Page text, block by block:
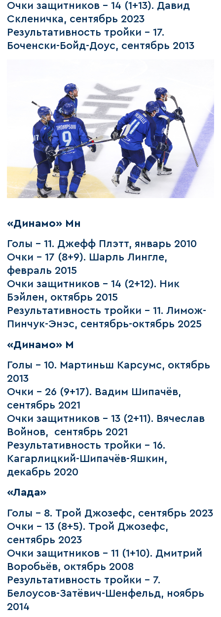
Очки защитников – 14 (1+13). Давид
Скленичка, сентябрь 2023
Результативность тройки – 17.
Боченски-Бойд-Доус, сентябрь 2013
«Динамо» Мн
Голы – 11. Джефф Плэтт, январь 2010
Очки – 17 (8+9). Шарль Лингле,
февраль 2015
Очки защитников – 14 (2+12). Ник
Бэйлен, октябрь 2015
Результативность тройки - 11. Лимож-
Пинчук-Энэс, сентябрь-октябрь 2025
«Динамо» М
Голы – 10. Мартиньш Карсумс, октябрь
2013
Очки – 26 (9+17). Вадим Шипачёв,
сентябрь 2021
Очки защитников – 13 (2+11). Вячеслав
Войнов, сентябрь 2021
Результативность тройки – 16.
Кагарлицкий-Шипачёв-Яшкин,
декабрь 2020
«Лада»
Голы – 8. Трой Джозефс, сентябрь 2023
Очки – 13 (8+5). Трой Джозефс,
сентябрь 2023
Очки защитников – 11 (1+10). Дмитрий
Воробьёв, октябрь 2008
Результативность тройки – 7.
Белоусов-Затёвич-Шенфельд, ноябрь
2014